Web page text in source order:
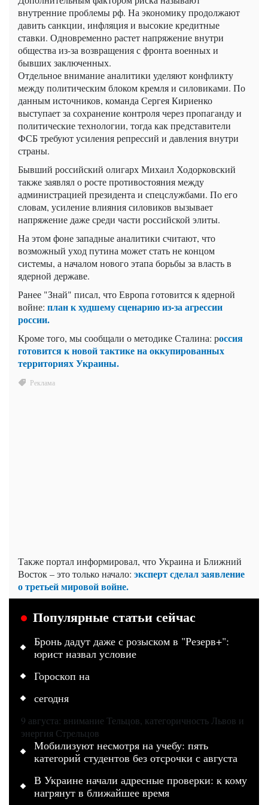
внутренние проблемы рф. На экономику продолжают
давить санкции, инфляция и высокие кредитные
ставки. Одновременно растет напряжение внутри
общества из-за возвращения с фронта военных и
бывших заключенных.
Отдельное внимание аналитики уделяют конфликту
между политическим блоком кремля и силовиками. По
данным источников, команда Сергея Кириенко
выступает за сохранение контроля через пропаганду и
политические технологии, тогда как представители
ФСБ требуют усиления репрессий и давления внутри
страны.
Бывший российский олигарх Михаил Ходорковский
также заявлял о росте противостояния между
администрацией президента и спецслужбами. По его
словам, усиление влияния силовиков вызывает
напряжение даже среди части российской элиты.
На этом фоне западные аналитики считают, что
возможный уход путина может стать не концом
системы, а началом нового этапа борьбы за власть в
ядерной державе.
Ранее "Знай" писал, что Европа готовится к ядерной
войне: план к худшему сценарию из-за агрессии
россии.
Кроме того, мы сообщали о методике Сталина: россия
готовится к новой тактике на оккупированных
территориях Украины.
Также портал информировал, что Украина и Ближний
Восток – это только начало: эксперт сделал заявление
о третьей мировой войне.
Популярные статьи сейчас
Бронь дадут даже с розыском в "Резерв+":
юрист назвал условие
Гороскоп на
сегодня
9 августа: внимание Тельцов, категоричность Львов и
энергия Стрельцов
Мобилизуют несмотря на учебу: пять
категорий студентов без отсрочки с августа
В Украине начали адресные проверки: к кому
нагрянут в ближайшее время